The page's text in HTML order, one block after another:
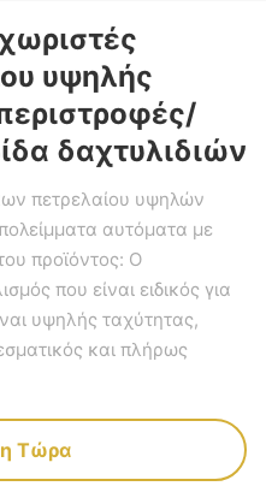
υψηλής
δαχτυλιδιών
πετρελαίου υψηλών
αυτόματα με
προϊόντος: Ο
που είναι ειδικός για
υψηλής ταχύτητας,
και πλήρως
Τώρα